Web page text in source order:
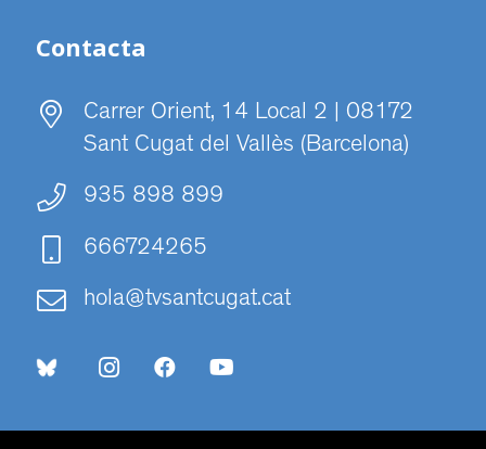
Contacta
Carrer Orient, 14 Local 2 | 08172
Sant Cugat del Vallès (Barcelona)
935 898 899
666724265
hola@tvsantcugat.cat